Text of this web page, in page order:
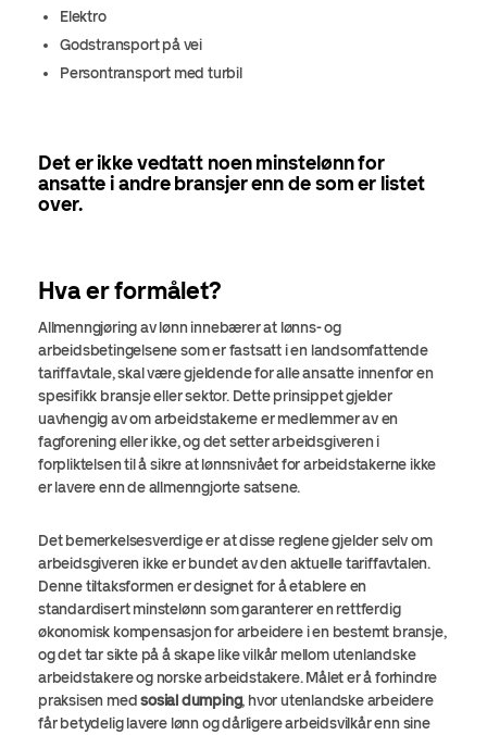
Elektro
Godstransport på vei
Persontransport med turbil
Det er ikke vedtatt noen minstelønn for
ansatte i andre bransjer enn de som er listet
over.
Hva er formålet?
Allmenngjøring av lønn innebærer at lønns- og
arbeidsbetingelsene som er fastsatt i en landsomfattende
tariffavtale, skal være gjeldende for alle ansatte innenfor en
spesifikk bransje eller sektor. Dette prinsippet gjelder
uavhengig av om arbeidstakerne er medlemmer av en
fagforening eller ikke, og det setter arbeidsgiveren i
forpliktelsen til å sikre at lønnsnivået for arbeidstakerne ikke
er lavere enn de allmenngjorte satsene.
Det bemerkelsesverdige er at disse reglene gjelder selv om
arbeidsgiveren ikke er bundet av den aktuelle tariffavtalen.
Denne tiltaksformen er designet for å etablere en
standardisert minstelønn som garanterer en rettferdig
økonomisk kompensasjon for arbeidere i en bestemt bransje,
og det tar sikte på å skape like vilkår mellom utenlandske
arbeidstakere og norske arbeidstakere. Målet er å forhindre
praksisen medsosial dumping, hvor utenlandske arbeidere
får betydelig lavere lønn og dårligere arbeidsvilkår enn sine